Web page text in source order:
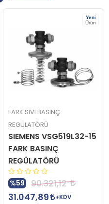
Yeni
Ürün
FARK SIVI BASINÇ
REGÜLATÖRÜ
SIEMENS VSG519L32-15
FARK BASINÇ
REGÜLATÖRÜ
%59
90.321,12
31.047,89
+KDV